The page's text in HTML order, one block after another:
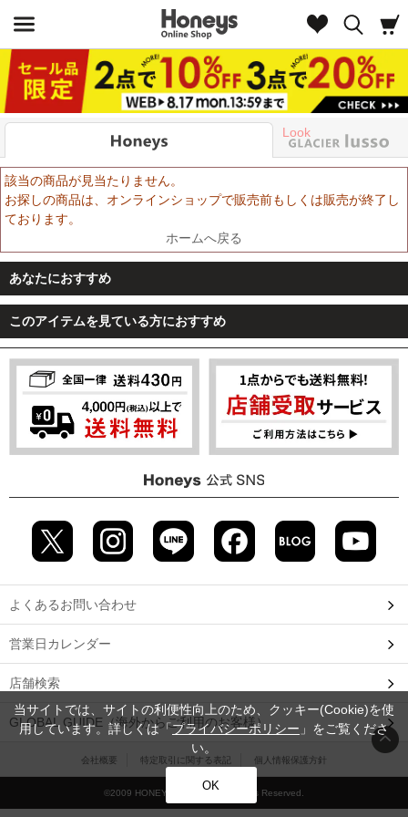
Look
該当の商品が見当たりません。
お探しの商品は、オンラインショップで販売前もしくは販売が終了し
ております。
ホームへ戻る
あなたにおすすめ
このアイテムを見ている方におすすめ
よくあるお問い合わせ
営業日カレンダー
店舗検索
GLOBAL GUIDE（海外からご利用のお客様）
会社概要 特定取引に関する表記 個人情報保護方針
©2009 HONEYS CO., LTD. All Rights Reserved.
当サイトでは、サイトの利便性向上のため、クッキー(Cookie)を使
用しています。詳しくは「プライバシーポリシー 」をご覧くださ
い。
OK